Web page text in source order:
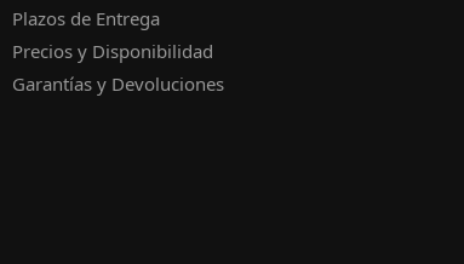
Plazos de Entrega
Precios y Disponibilidad
Garantías y Devoluciones